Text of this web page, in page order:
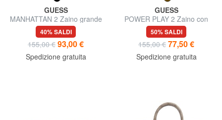
GUESS
MANHATTAN 2 Zaino grande
a 2 scomparti
40% SALDI
155,00 € 93,00 €
Spedizione gratuita
GUESS
POWER PLAY 2 Zaino con
tasca e pouch
50% SALDI
155,00 € 77,50 €
Spedizione gratuita